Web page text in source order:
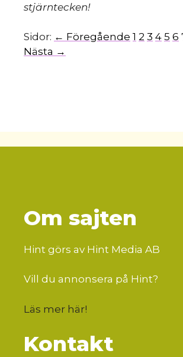
stjärntecken!
Sidor: ← Föregående 1 2 3 4 5 6
Nästa →
Om sajten
Hint görs av Hint Media AB
Vill du annonsera på Hint?
Läs mer här!
Kontakt